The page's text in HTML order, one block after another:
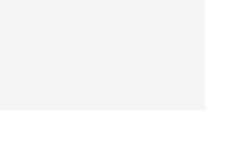
kontrolujte, jak jsou vaše informace